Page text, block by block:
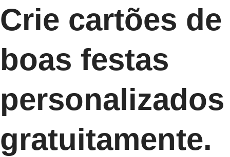
Crie cartões de
boas festas
personalizados
gratuitamente.